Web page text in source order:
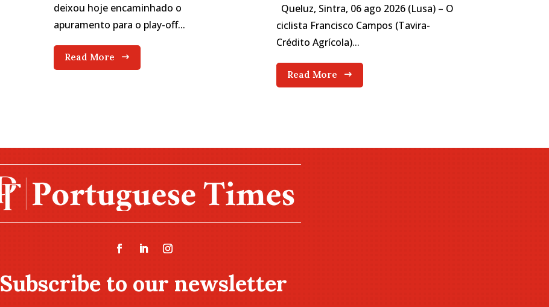
deixou hoje encaminhado o
apuramento para o play-off...
Read More
Queluz, Sintra, 06 ago 2026 (Lusa) – O
ciclista Francisco Campos (Tavira-
Crédito Agrícola)...
Read More
Subscribe to our newsletter